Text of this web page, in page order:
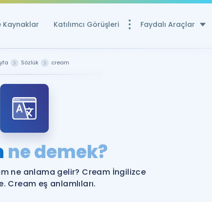
Kaynaklar Katılımcı Görüşleri Faydalı Araçlar
YDS ve YÖKDİL Puan Hesaplama Aracı
Rehberlik Aracı
YDS ve YÖKDİL'e Hazırlananlar için Öneriler
Sözlük cream
ne demek?
ne anlama gelir? Cream İngilizce
Cream eş anlamlıları.